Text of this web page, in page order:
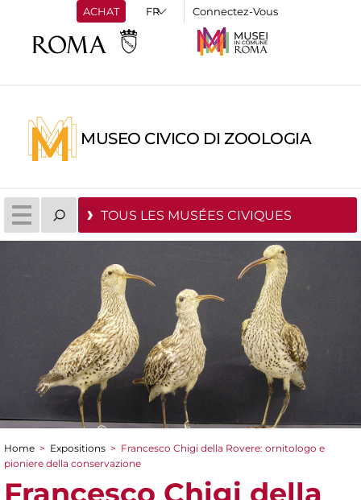
ACHAT Connectez-Vous
MUSEO CIVICO DI ZOOLOGIA
TOUS LES MUSÉES CIVIQUES
You are here
Home > Expositions > Francesco Chigi della Rovere: ornitologo e
pioniere della conservazione
Francesco Chigi della